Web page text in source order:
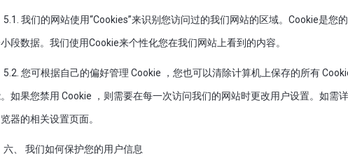
5.1. 我们的网站使用“Cookies”来识别您访问过的我们网站的区域。Cookie是您
段数据。我们使用Cookie来个性化您在我们网站上看到的内容。
5.2. 您可根据自己的偏好管理 Cookie ，您也可以清除计算机上保存的所有
如果您禁用 Cookie ，则需要在每一次访问我们的网站时更改用户设置。如需
器的相关设置页面。
六、 我们如何保护您的用户信息